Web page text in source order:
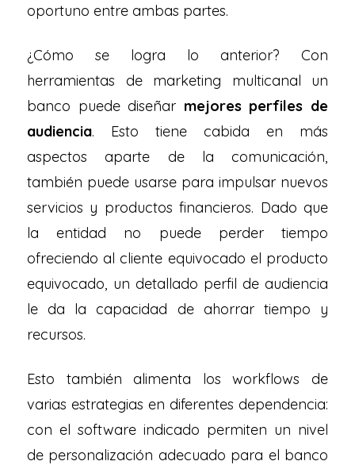
oportuno entre ambas partes.
¿Cómo se logra lo anterior? Con
herramientas de marketing multicanal un
banco puede diseñar mejores perfiles de
audiencia. Esto tiene cabida en más
aspectos aparte de la comunicación,
también puede usarse para impulsar nuevos
servicios y productos financieros. Dado que
la entidad no puede perder tiempo
ofreciendo al cliente equivocado el producto
equivocado, un detallado perfil de audiencia
le da la capacidad de ahorrar tiempo y
recursos.
Esto también alimenta los workflows de
varias estrategias en diferentes dependencia:
con el software indicado permiten un nivel
de personalización adecuado para el banco